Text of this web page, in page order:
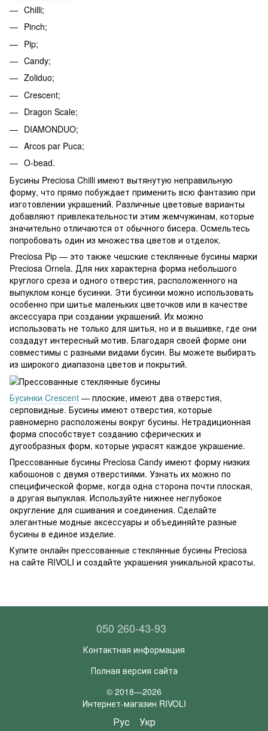
Chilli;
Pinch;
Pip;
Candy;
Zoliduo;
Crescent;
Dragon Scale;
DIAMONDUO;
Arcos par Puca;
O-bead.
Бусины Preciosa Chilli имеют вытянутую неправильную
форму, что прямо побуждает применить всю фантазию при
изготовлении украшений. Различные цветовые варианты
добавляют привлекательности этим жемчужинам, которые
значительно отличаются от обычного бисера. Осмельтесь
попробовать один из множества цветов и отделок.
Preciosa Pip — это также чешские стеклянные бусины марки
Preciosa Ornela. Для них характерна форма небольшого
круглого среза и одного отверстия, расположенного на
выпуклом конце бусинки. Эти бусинки можно использовать
особенно при шитье маленьких цветочков или в качестве
аксессуара при создании украшений. Их можно
использовать не только для шитья, но и в вышивке, где они
создадут интересный мотив. Благодаря своей форме они
совместимы с разными видами бусин. Вы можете выбирать
из широкого диапазона цветов и покрытий.
Бусинки Crescent — плоские, имеют два отверстия,
серповидные. Бусины имеют отверстия, которые
равномерно расположены вокруг бусины. Нетрадиционная
форма способствует созданию сферических и
дугообразных форм, которые украсят каждое украшение.
Прессованные бусины Preciosa Candy имеют форму низких
кабошонов с двумя отверстиями. Узнать их можно по
специфической форме, когда одна сторона почти плоская,
а другая выпуклая. Используйте нижнее неглубокое
округление для сшивания и соединения. Сделайте
элегантные модные аксессуары и объединяйте разные
бусины в единое изделие.
Купите онлайн прессованные стеклянные бусины Preciosa
на сайте RIVOLI и создайте украшения уникальной красоты.
050 260-43-93
Контактная информация
Полная версия сайта
© 2018—2026
Интернет-магазин RIVOLI
Рус Укр